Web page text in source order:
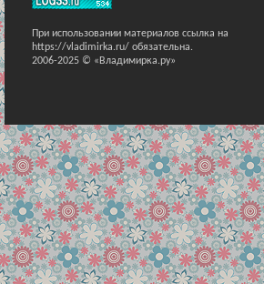
При использовании материалов ссылка на
https://vladimirka.ru/ обязательна.
2006-2025 © «Владимирка.ру»